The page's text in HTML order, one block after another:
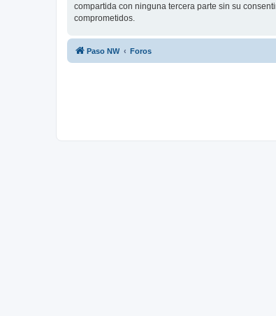
compartida con ninguna tercera parte sin su
comprometidos.
Paso NW Foros